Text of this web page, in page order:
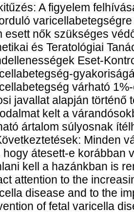
A figyelem
esett nők szükséges
és Teratológiai
Eset-
várható
javallat alapján történő
kelt a
ártalom súlyosnak
Minden
hogy átesett-e korábban
kell a hazánkban is
attention to the
disease and to the
of fetal varicella